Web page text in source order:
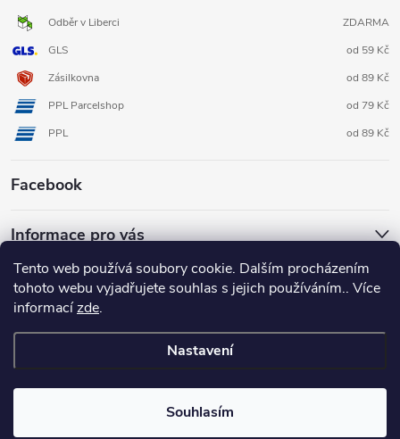
Tento web používá soubory cookie. Dalším procházením
tohoto webu vyjadřujete souhlas s jejich používáním.. Více
informacízde.
Nastavení
Souhlasím
Odběr v Liberci
ZDARMA
GLS
od 59 Kč
Zásilkovna
od 89 Kč
PPL Parcelshop
od 79 Kč
PPL
od 89 Kč
Facebook
Informace pro vás
nastavení cookies